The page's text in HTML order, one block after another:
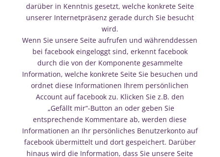
darüber in Kenntnis gesetzt, welche konkrete Seite
unserer Internetpräsenz gerade durch Sie besucht
wird.
Wenn Sie unsere Seite aufrufen und währenddessen
bei facebook eingeloggt sind, erkennt facebook
durch die von der Komponente gesammelte
Information, welche konkrete Seite Sie besuchen und
ordnet diese Informationen Ihrem persönlichen
Account auf facebook zu. Klicken Sie z.B. den
„Gefällt mir“-Button an oder geben Sie
entsprechende Kommentare ab, werden diese
Informationen an Ihr persönliches Benutzerkonto auf
facebook übermittelt und dort gespeichert. Darüber
hinaus wird die Information, dass Sie unsere Seite